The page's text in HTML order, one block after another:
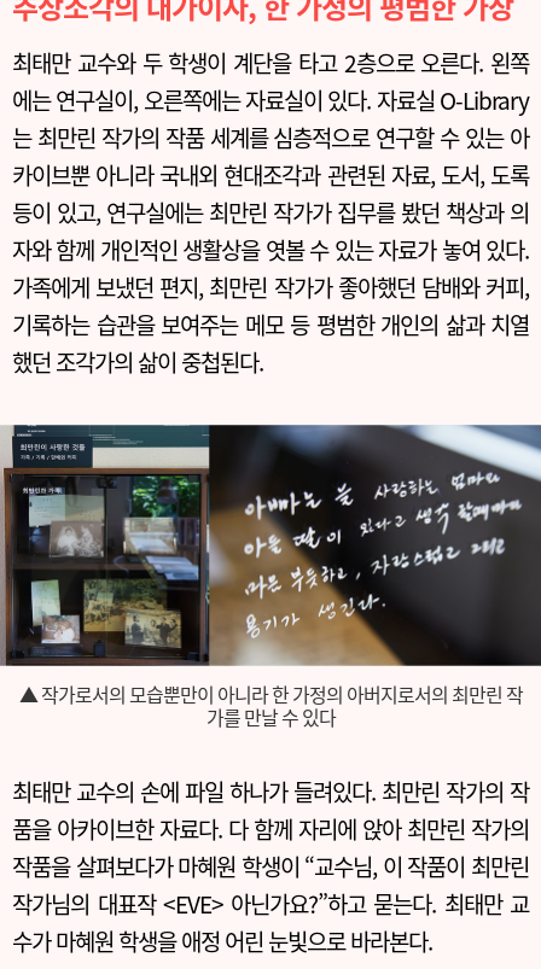
추상조각의 대가이자, 한 가정의 평범한 가장
최태만 교수와 두 학생이 계단을 타고 2층으로 오른다. 왼쪽
에는 연구실이, 오른쪽에는 자료실이 있다. 자료실 O-Library
는 최만린 작가의 작품 세계를 심층적으로 연구할 수 있는 아
카이브뿐 아니라 국내외 현대조각과 관련된 자료, 도서, 도록
등이 있고, 연구실에는 최만린 작가가 집무를 봤던 책상과 의
자와 함께 개인적인 생활상을 엿볼 수 있는 자료가 놓여 있다.
가족에게 보냈던 편지, 최만린 작가가 좋아했던 담배와 커피,
기록하는 습관을 보여주는 메모 등 평범한 개인의 삶과 치열
했던 조각가의 삶이 중첩된다.
▲ 작가로서의 모습뿐만이 아니라 한 가정의 아버지로서의 최만린 작
가를 만날 수 있다
최태만 교수의 손에 파일 하나가 들려있다. 최만린 작가의 작
품을 아카이브한 자료다. 다 함께 자리에 앉아 최만린 작가의
작품을 살펴보다가 마혜원 학생이 “교수님, 이 작품이 최만린
작가님의 대표작 <EVE> 아닌가요?”하고 묻는다. 최태만 교
수가 마혜원 학생을 애정 어린 눈빛으로 바라본다.